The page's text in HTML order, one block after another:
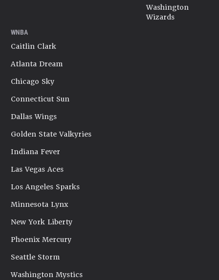
Washington
Wizards
WNBA
Caitlin Clark
Atlanta Dream
Chicago Sky
Connecticut Sun
Dallas Wings
Golden State Valkyries
Indiana Fever
Las Vegas Aces
Los Angeles Sparks
Minnesota Lynx
New York Liberty
Phoenix Mercury
Seattle Storm
Washington Mystics